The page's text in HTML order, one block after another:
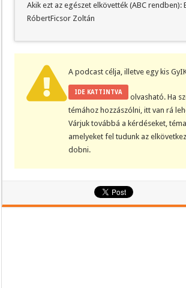
Akik ezt az egészet elkövették (ABC rendben):
RóbertFicsor Zoltán
A podcast célja, illetve egy kis
IDE KATTINTVA
olvasható. Ha
témához hozzászólni, itt van rá
Várjuk továbbá a kérdéseket,
amelyeket fel tudunk az
dobni.